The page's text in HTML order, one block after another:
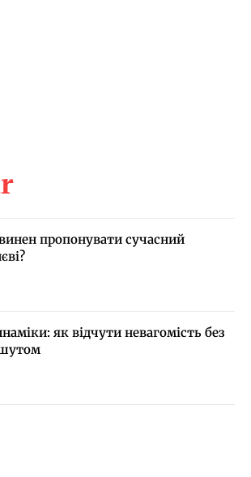
пропонувати сучасний
як відчути невагомість без